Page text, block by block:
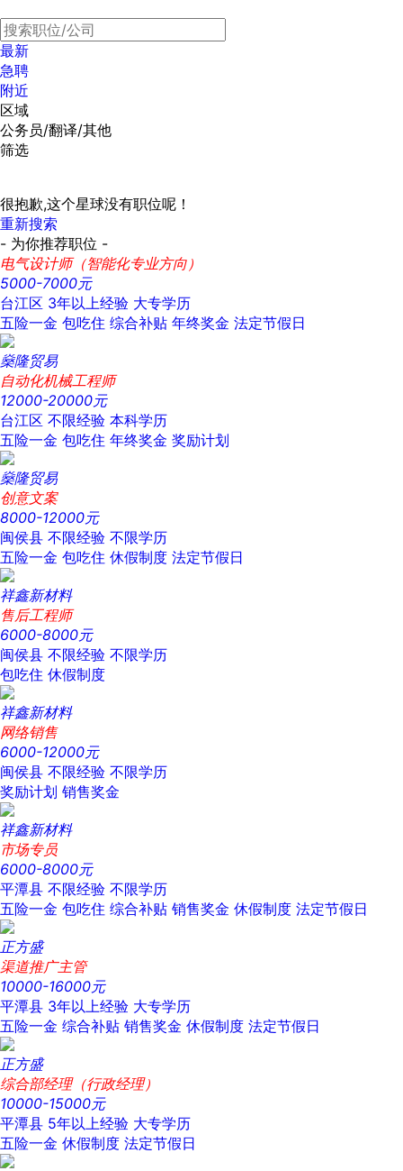
最新
急聘
附近
区域
公务员/翻译/其他
筛选
很抱歉,这个星球没有职位呢！
重新搜索
- 为你推荐职位 -
电气设计师（智能化专业方向）
5000-7000元
台江区 3年以上经验 大专学历
五险一金 包吃住 综合补贴 年终奖金 法定节假日
燊隆贸易
自动化机械工程师
12000-20000元
台江区 不限经验 本科学历
五险一金 包吃住 年终奖金 奖励计划
燊隆贸易
创意文案
8000-12000元
闽侯县 不限经验 不限学历
五险一金 包吃住 休假制度 法定节假日
祥鑫新材料
售后工程师
6000-8000元
闽侯县 不限经验 不限学历
包吃住 休假制度
祥鑫新材料
网络销售
6000-12000元
闽侯县 不限经验 不限学历
奖励计划 销售奖金
祥鑫新材料
市场专员
6000-8000元
平潭县 不限经验 不限学历
五险一金 包吃住 综合补贴 销售奖金 休假制度 法定节假日
正方盛
渠道推广主管
10000-16000元
平潭县 3年以上经验 大专学历
五险一金 综合补贴 销售奖金 休假制度 法定节假日
正方盛
综合部经理（行政经理）
10000-15000元
平潭县 5年以上经验 大专学历
五险一金 休假制度 法定节假日